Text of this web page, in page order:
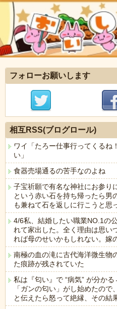
フォローお願いします
相互RSS(ブログロール)
ワイ「たろー仕事行ってくる
い」
食器売場通るの苦手なのよね
子宝祈願で有名な神社にお参り
という赤い石を持ち帰ったら男
も兼ねて石を返しに行こうと思
4/6私、結婚したい職業NO.1の
れて家出した。全く理由は思い
れば母のせいかもしれない。嫁
南極の血の滝に古代海洋微生物
た痕跡が残されていた
私は『匂い』で “病気” が分か
「ガンの匂い」がし始めたので
と伝えたら怒って絶縁、その結